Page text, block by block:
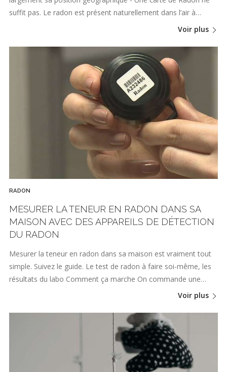
suffit pas. Le radon est présent naturellement dans l’air à…
Voir plus
RADON
MESURER LA TENEUR EN RADON DANS SA
MAISON AVEC DES APPAREILS DE DÉTECTION
DU RADON
Mesurer la teneur en radon dans sa maison est vraiment tout
simple. Suivez le guide. Le test de radon à faire soi-même, les
résultats du labo Comment ça marche On commande une…
Voir plus